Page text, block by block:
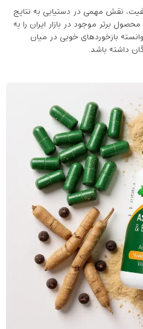
نقش مهمی در دستیابی به نتایج
برتر موجود در بازار ایران را به
بازخوردهای خوبی در میان
داشته باشد.